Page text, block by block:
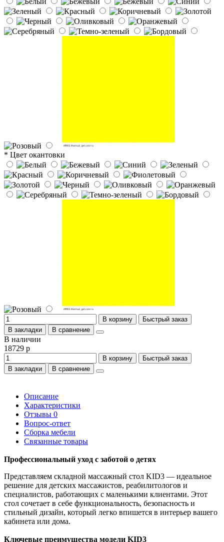
* Цвет окантовки
В корзину
Быстрый заказ
В закладки
В сравнение
В наличии
18729 р
В корзину
Быстрый заказ
В закладки
В сравнение
Описание
Характеристики
Отзывы 0
Вопрос-ответ
Сборка мебели
Связанные товары
Профессиональный уход с заботой о детях
Представляем складной массажный стол KID3 — идеальное
решение для детских массажистов, реабилитологов и
специалистов, работающих с маленькими клиентами. Этот
стол сочетает в себе функциональность, безопасность и
стильный дизайн, который легко впишется в интерьер вашего
кабинета или дома.
Ключевые преимущества модели KID3